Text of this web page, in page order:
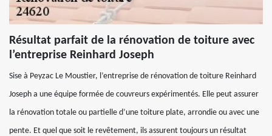
Résultat parfait de la rénovation de toiture avec
l’entreprise Reinhard Joseph
Sise à Peyzac Le Moustier, l’entreprise de rénovation de toiture Reinhard
Joseph a une équipe formée de couvreurs expérimentés. Elle peut assurer
la rénovation totale ou partielle d’une toiture plate, arrondie ou avec une
pente. Et quel que soit le revêtement, ils assurent toujours un résultat